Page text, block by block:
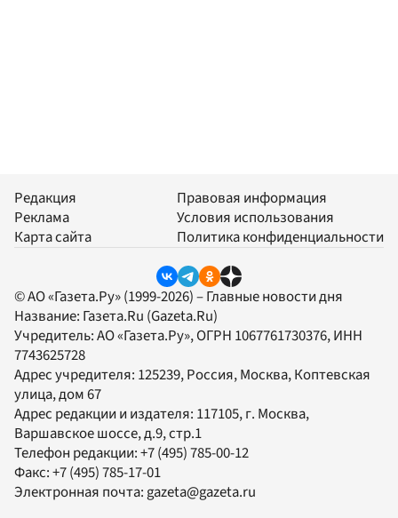
Редакция
Реклама
Карта сайта
Правовая информация
Условия использования
Политика конфиденциальности
© АО «Газета.Ру» (1999-2026) – Главные новости дня
Название: Газета.Ru (Gazeta.Ru)
Учредитель:АО «Газета.Ру», ОГРН 1067761730376, ИНН
7743625728
Адрес учредителя: 125239, Россия, Москва, Коптевская
улица, дом 67
Адрес редакции и издателя: 117105, г. Москва,
Варшавское шоссе, д.9, стр.1
Телефон редакции:+7 (495) 785-00-12
Факс:+7 (495) 785-17-01
Электронная почта: gazeta@gazeta.ru